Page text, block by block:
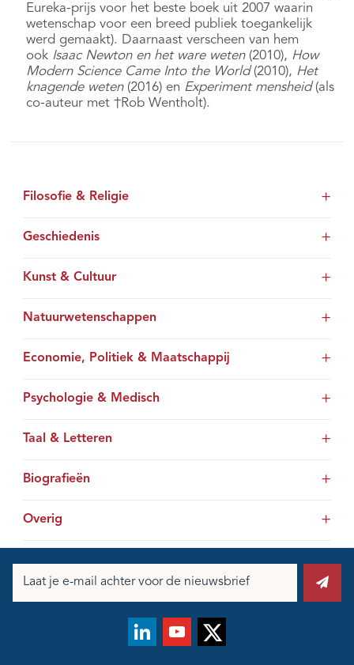
Eureka-prijs voor het beste boek uit 2007 waarin
wetenschap voor een breed publiek toegankelijk
werd gemaakt). Daarnaast verscheen van hem
ook Isaac Newton en het ware weten(2010), How
Modern Science Came Into the World(2010), Het
knagende weten(2016) en Experiment mensheid(als
co-auteur met †Rob Wentholt).
Filosofie & Religie
Geschiedenis
Kunst & Cultuur
Natuurwetenschappen
Economie, Politiek & Maatschappij
Psychologie & Medisch
Taal & Letteren
Biografieën
Overig
mailadres